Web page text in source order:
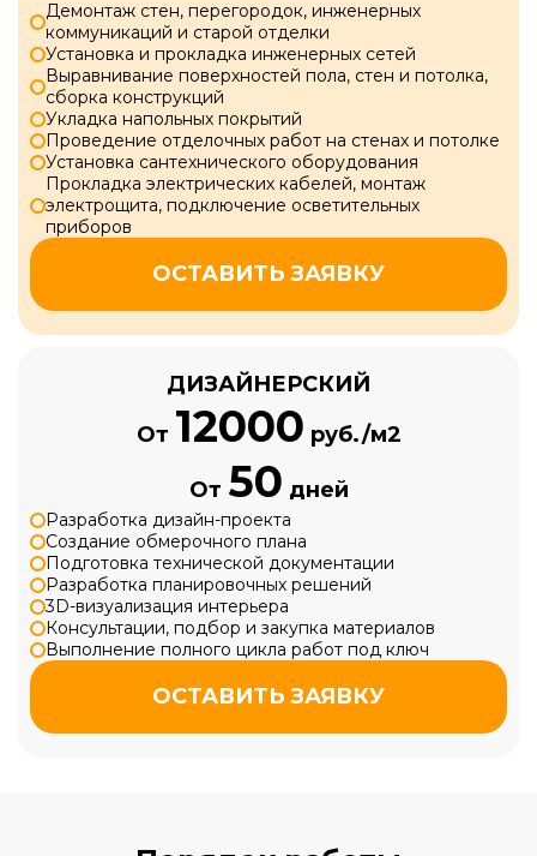
Демонтаж стен, перегородок, инженерных
коммуникаций и старой отделки
Установка и прокладка инженерных сетей
Выравнивание поверхностей пола, стен и потолка,
сборка конструкций
Укладка напольных покрытий
Проведение отделочных работ на стенах и потолке
Установка сантехнического оборудования
Прокладка электрических кабелей, монтаж
электрощита, подключение осветительных
приборов
ОСТАВИТЬ ЗАЯВКУ
ДИЗАЙНЕРСКИЙ
От 12000 руб./м2
От 50 дней
Разработка дизайн-проекта
Создание обмерочного плана
Подготовка технической документации
Разработка планировочных решений
3D-визуализация интерьера
Консультации, подбор и закупка материалов
Выполнение полного цикла работ под ключ
ОСТАВИТЬ ЗАЯВКУ